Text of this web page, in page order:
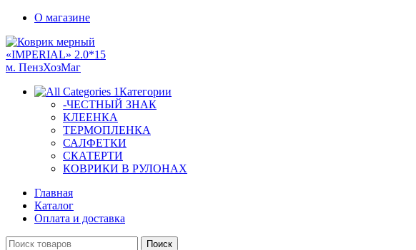
О магазине
Категории
-ЧЕСТНЫЙ ЗНАК
КЛЕЕНКА
ТЕРМОПЛЕНКА
САЛФЕТКИ
СКАТЕРТИ
КОВРИКИ В РУЛОНАХ
Главная
Каталог
Оплата и доставка
Поиск